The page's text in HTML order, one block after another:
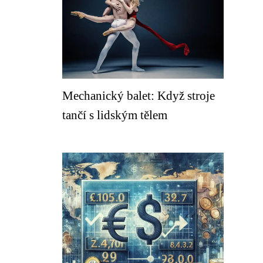
Mechanický balet: Když stroje
tančí s lidským tělem